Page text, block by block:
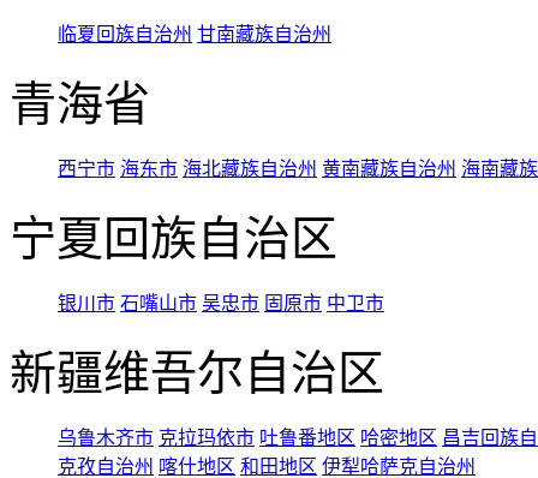
临夏回族自治州 甘南藏族自治州
青海省
西宁市 海东市 海北藏族自治州 黄南藏族自治州 海南藏
宁夏回族自治区
银川市 石嘴山市 吴忠市 固原市 中卫市
新疆维吾尔自治区
乌鲁木齐市 克拉玛依市 吐鲁番地区 哈密地区 昌吉回族
克孜自治州 喀什地区 和田地区 伊犁哈萨克自治州